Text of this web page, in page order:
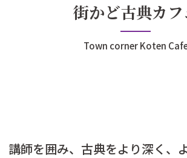
街かど古典カフ
Town corner Koten
講師を囲み、古典をより深く、